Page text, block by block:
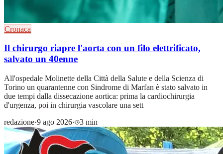
Cronaca
Il chirurgo riapre l'aorta con un filo elettrificato,
salvato un 40enne
All'ospedale Molinette della Città della Salute e della Scienza di
Torino un quarantenne con Sindrome di Marfan è stato salvato in
due tempi dalla dissecazione aortica: prima la cardiochirurgia
d'urgenza, poi in chirurgia vascolare una sett
redazione·9 ago 2026· 3 min